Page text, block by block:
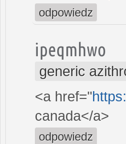
odpowiedz
ipeqmhwo
generic
<a href="
canada</a>
odpowiedz